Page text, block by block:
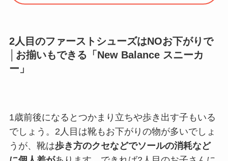
2人目のファーストシューズはNOお下がりで
│お揃いもできる「New Balance スニーカ
ー」
1歳前後になるとつかまり立ちや歩き出す子もいる
でしょう。2人目は靴もお下がりの物が多いでしょ
うが、靴は歩き方のクセなどでソールの消耗など